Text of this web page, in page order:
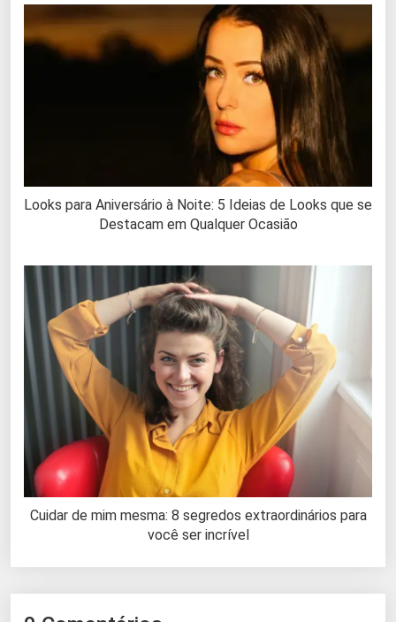
Looks para Aniversário à Noite: 5 Ideias de Looks que se
Destacam em Qualquer Ocasião
Cuidar de mim mesma: 8 segredos extraordinários para
você ser incrível